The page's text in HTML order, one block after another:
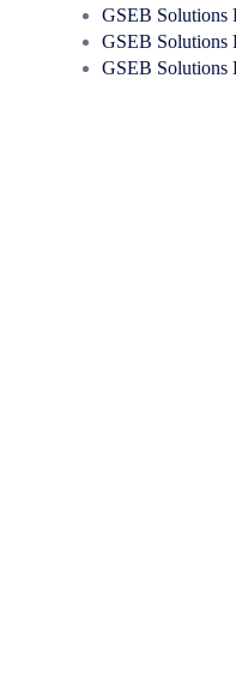
GSEB Solutions
GSEB Solutions
GSEB Solutions